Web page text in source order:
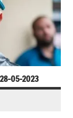
28-05-2023